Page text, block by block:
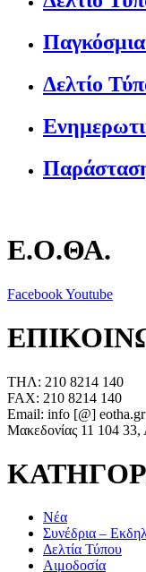
Δελτίο
Ε.Ο.ΘΑ.
FacebookYoutube
ΤΗΛ: 210 8214 140
FAX: 210 8214 140
Email: info [@] eotha.gr
Μακεδονίας 11 104 33,
Νέα
Συνέδρια –
Δελτία Τύπου
Αιμοδοσία